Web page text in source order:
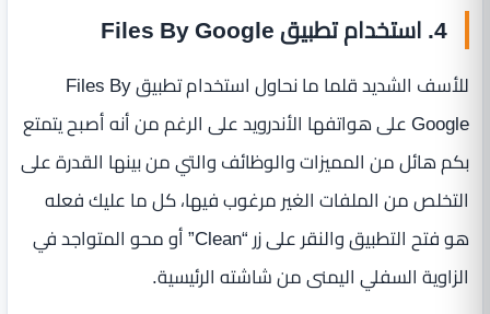
4. استخدام تطبيق Files By Google
للأسف الشديد قلما ما نحاول استخدام تطبيق Files By
Google على هواتفها الأندرويد على الرغم من أنه أصبح يتمتع
بكم هائل من المميزات والوظائف والتي من بينها القدرة على
التخلص من الملفات الغير مرغوب فيها، كل ما عليك فعله
هو فتح التطبيق والنقر على زر “Clean” أو محو المتواجد في
الزاوية السفلي اليمنى من شاشته الرئيسية.